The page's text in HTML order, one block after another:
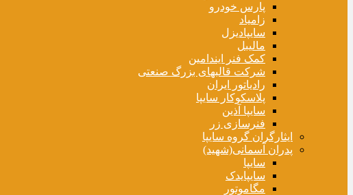
پارس خودرو
زامیاد
سایپادیزل
مالیبل
کمک فنر ایندامین
شرکت قالبهای بزرگ صنعتی
رادیاتور ایران
پلاسکوکار سایپا
سایپا آذین
فنرسازی زر
ایثارگران گروه سایپا
پدران آسمانی(شهید)
سایپا
سایپایدک
مگاموتور